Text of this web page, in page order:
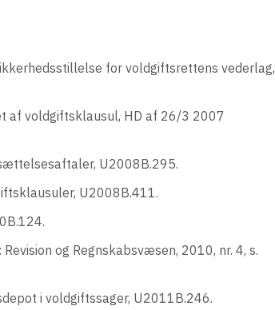
for voldgiftsrettens vederlag,
af voldgiftsklausul, HD af 26/3 2007
U2008B.295.
U2008B.411.
og Regnskabsvæsen, 2010, nr. 4, s.
i voldgiftssager, U2011B.246.